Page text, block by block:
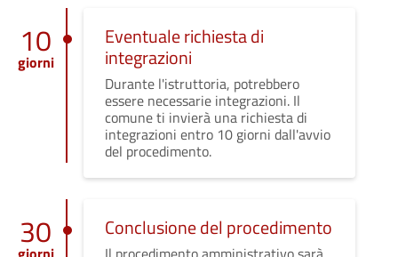
10
giorni
Eventuale richiesta di
integrazioni
Durante l'istruttoria, potrebbero
essere necessarie integrazioni. Il
comune ti invierà una richiesta di
integrazioni entro 10 giorni dall'avvio
del procedimento.
30 Conclusione del procedimento